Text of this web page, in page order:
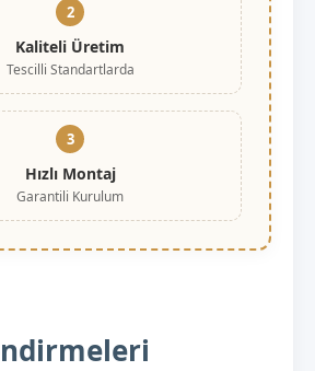
2
Kaliteli Üretim
Tescilli Standartlarda
3
Hızlı Montaj
Garantili Kurulum